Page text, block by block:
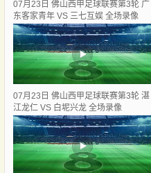
07月23日 佛山西甲足球联赛第3轮 广
东客家青年 VS 三七互娱 全场录像
07月23日 佛山西甲足球联赛第3轮 湛
江龙仁 VS 白坭兴龙 全场录像